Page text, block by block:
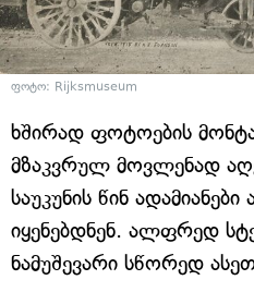
ფოტო: Rijksmuseum
ხშირად ფოტოების
მზაკვრულ მოვლენად
საუკუნის წინ
იყენებდნენ. ალფრედ
ნამუშევარი სწორედ